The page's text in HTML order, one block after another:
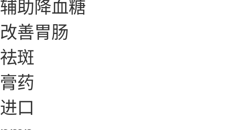
辅助降血糖
改善胃肠
祛斑
膏药
进口